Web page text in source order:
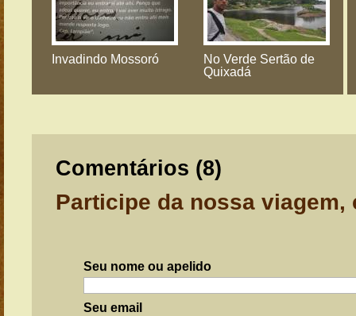
Invadindo Mossoró
No Verde Sertão de
Quixadá
Comentários (8)
Participe da nossa viagem,
Seu nome ou apelido
Seu email